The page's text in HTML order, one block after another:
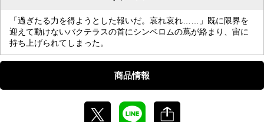
「過ぎたる力を得ようとした報いだ。哀れ哀れ……」既に限界を
迎えて動けないバクテラスの首にシンベロムの蔦が絡まり、宙に
持ち上げられてしまった。
商品情報